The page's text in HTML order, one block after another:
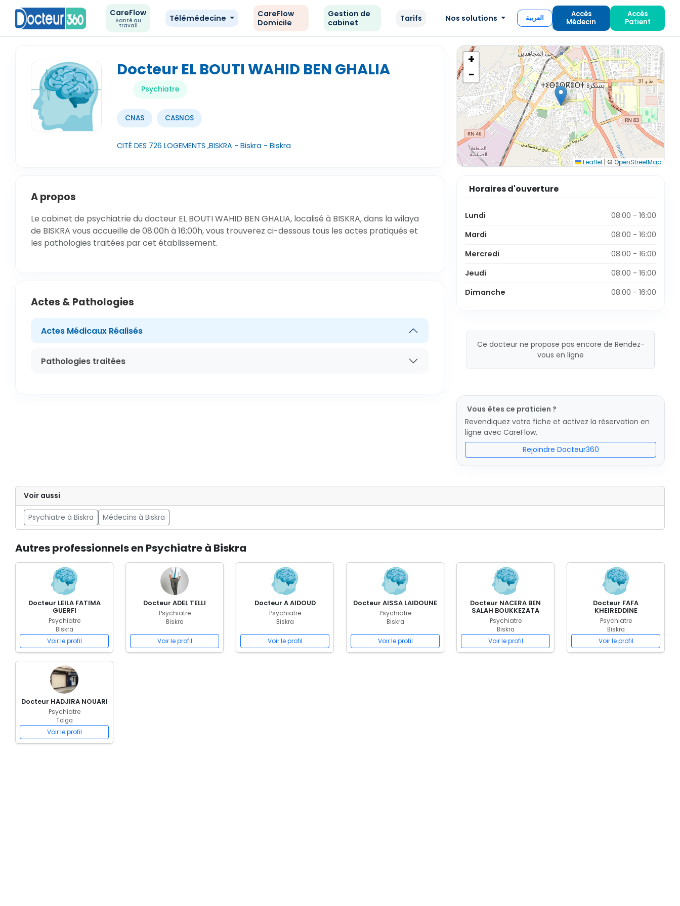
CareFlow
Santé au
travail
Télémédecine
CareFlow
Domicile
Gestion de
cabinet
Tarifs Nos solutions العربية
Accès
Médecin
Accès
Patient
Docteur EL BOUTI WAHID BEN GHALIA
Psychiatre
CNAS CASNOS
CITÉ DES 726 LOGEMENTS ,BISKRA - Biskra - Biskra
+
−
Leaflet | © OpenStreetMap
A propos
Le cabinet de psychiatrie du docteur EL BOUTI WAHID BEN GHALIA, localisé à BISKRA, dans la wilaya
de BISKRA vous accueille de 08:00h à 16:00h, vous trouverez ci-dessous tous les actes pratiqués et
les pathologies traitées par cet établissement.
Actes & Pathologies
Actes Médicaux Réalisés
Pathologies traitées
Horaires d'ouverture
Lundi
08:00 - 16:00
Mardi
08:00 - 16:00
Mercredi
08:00 - 16:00
Jeudi
08:00 - 16:00
Dimanche
08:00 - 16:00
Ce docteur ne propose pas encore de Rendez-
vous en ligne
Vous êtes ce praticien ?
Revendiquez votre fiche et activez la réservation en
ligne avec CareFlow.
Rejoindre Docteur360
Voir aussi
Psychiatre à Biskra Médecins à Biskra
Autres professionnels en Psychiatre à Biskra
Docteur LEILA FATIMA
GUERFI
Psychiatre
Biskra
Voir le profil
Docteur ADEL TELLI
Psychiatre
Biskra
Voir le profil
Docteur A AIDOUD
Psychiatre
Biskra
Voir le profil
Docteur AISSA LAIDOUNE
Psychiatre
Biskra
Voir le profil
Docteur NACERA BEN
SALAH BOUKKEZATA
Psychiatre
Biskra
Voir le profil
Docteur FAFA
KHEIREDDINE
Psychiatre
Biskra
Voir le profil
Docteur HADJIRA NOUARI
Psychiatre
Tolga
Voir le profil